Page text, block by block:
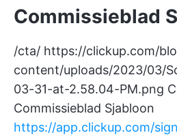
Commissieblad
/cta/ https://clickup.com/
content/uploads/2023/03/
03-31-at-2.58.04-PM.png
Commissieblad Sjabloon
https://app.clickup.com/